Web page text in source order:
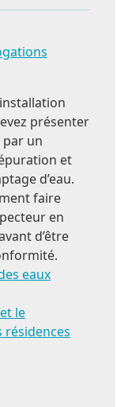
présenter
par un
et
d’eau.
faire
en
d’être
eaux
le
résidences